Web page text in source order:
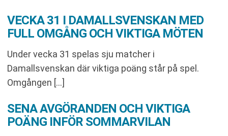
VECKA 31 I DAMALLSVENSKAN MED
FULL OMGÅNG OCH VIKTIGA MÖTEN
Under vecka 31 spelas sju matcher i
Damallsvenskan där viktiga poäng står på spel.
Omgången […]
SENA AVGÖRANDEN OCH VIKTIGA
POÄNG INFÖR SOMMARVILAN